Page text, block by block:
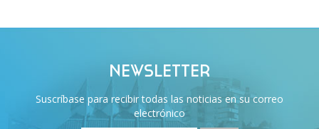
NEWSLETTER
Suscríbase para recibir todas las noticias en su correo
electrónico